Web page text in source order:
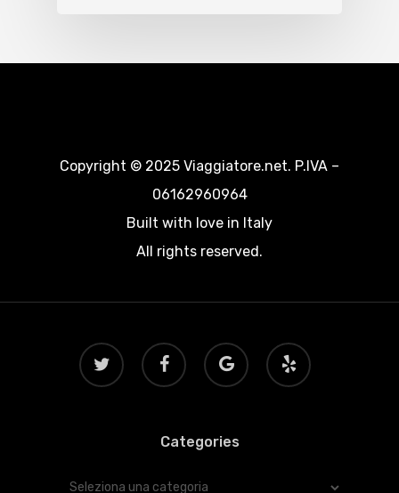
Copyright © 2025 Viaggiatore.net. P.IVA –
06162960964
Built with love in Italy
All rights reserved.
twitter facebook
google-
plus
yelp
Categories
Categories